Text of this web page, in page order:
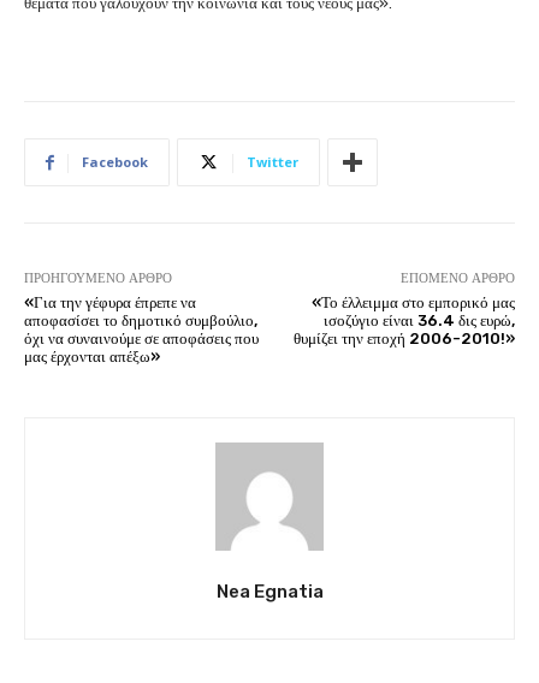
Facebook Twitter
ΠΡΟΗΓΟΎΜΕΝΟ ΆΡΘΡΟ
«Για την γέφυρα έπρεπε να
αποφασίσει το δημοτικό συμβούλιο,
όχι να συναινούμε σε αποφάσεις που
μας έρχονται απέξω»
ΕΠΌΜΕΝΟ ΆΡΘΡΟ
«Το έλλειμμα στο εμπορικό μας
ισοζύγιο είναι 36.4 δις ευρώ,
θυμίζει την εποχή 2006-2010!»
Nea Egnatia